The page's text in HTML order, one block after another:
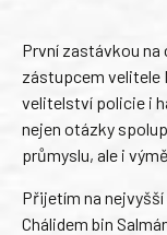
První zastávkou na
zástupcem velitele
velitelství policie i
nejen otázky
průmyslu, ale i
Přijetím na
Chálidem bin